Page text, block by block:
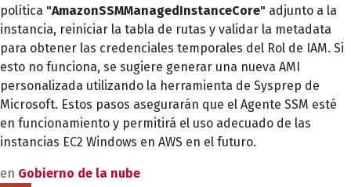
política "AmazonSSMManagedInstanceCore" adjunto a la
instancia, reiniciar la tabla de rutas y validar la metadata
para obtener las credenciales temporales del Rol de IAM. Si
esto no funciona, se sugiere generar una nueva AMI
personalizada utilizando la herramienta de Sysprep de
Microsoft. Estos pasos asegurarán que el Agente SSM esté
en funcionamiento y permitirá el uso adecuado de las
instancias EC2 Windows en AWS en el futuro.
en Gobierno de la nube